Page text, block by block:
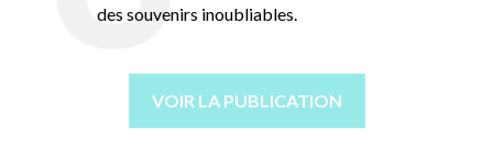
des souvenirs inoubliables.
VOIR LA PUBLICATION